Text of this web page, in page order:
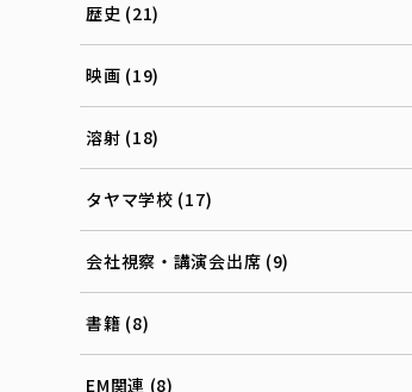
歴史 (21)
映画 (19)
溶射 (18)
タヤマ学校 (17)
会社視察・講演会出席 (9)
書籍 (8)
EM関連 (8)